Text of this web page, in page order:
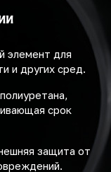
элемент для
и других сред.
срок
защита от